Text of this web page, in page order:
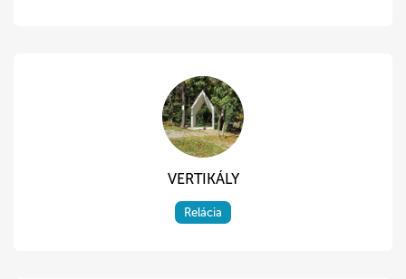
VERTIKÁLY
Relácia